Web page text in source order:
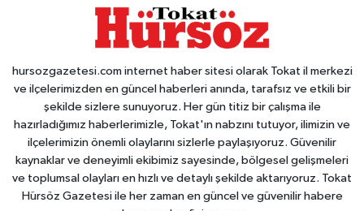
hursozgazetesi.com internet haber sitesi olarak Tokat il merkezi
ve ilçelerimizden en güncel haberleri anında, tarafsız ve etkili bir
şekilde sizlere sunuyoruz. Her gün titiz bir çalışma ile
hazırladığımız haberlerimizle, Tokat'ın nabzını tutuyor, ilimizin ve
ilçelerimizin önemli olaylarını sizlerle paylaşıyoruz. Güvenilir
kaynaklar ve deneyimli ekibimiz sayesinde, bölgesel gelişmeleri
ve toplumsal olayları en hızlı ve detaylı şekilde aktarıyoruz. Tokat
Hürsöz Gazetesi ile her zaman en güncel ve güvenilir habere